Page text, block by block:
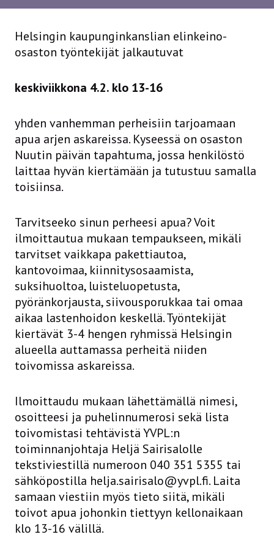
Helsingin kaupunginkanslian elinkeino-
osaston työntekijät jalkautuvat
keskiviikkona 4.2. klo 13-16
yhden vanhemman perheisiin tarjoamaan
apua arjen askareissa. Kyseessä on osaston
Nuutin päivän tapahtuma, jossa henkilöstö
laittaa hyvän kiertämään ja tutustuu samalla
toisiinsa.
Tarvitseeko sinun perheesi apua? Voit
ilmoittautua mukaan tempaukseen, mikäli
tarvitset vaikkapa pakettiautoa,
kantovoimaa, kiinnitysosaamista,
suksihuoltoa, luisteluopetusta,
pyöränkorjausta, siivousporukkaa tai omaa
aikaa lastenhoidon keskellä. Työntekijät
kiertävät 3-4 hengen ryhmissä Helsingin
alueella auttamassa perheitä niiden
toivomissa askareissa.
Ilmoittaudu mukaan lähettämällä nimesi,
osoitteesi ja puhelinnumerosi sekä lista
toivomistasi tehtävistä YVPL:n
toiminnanjohtaja Heljä Sairisalolle
tekstiviestillä numeroon 040 351 5355 tai
sähköpostilla helja.sairisalo@yvpl.fi. Laita
samaan viestiin myös tieto siitä, mikäli
toivot apua johonkin tiettyyn kellonaikaan
klo 13-16 välillä.